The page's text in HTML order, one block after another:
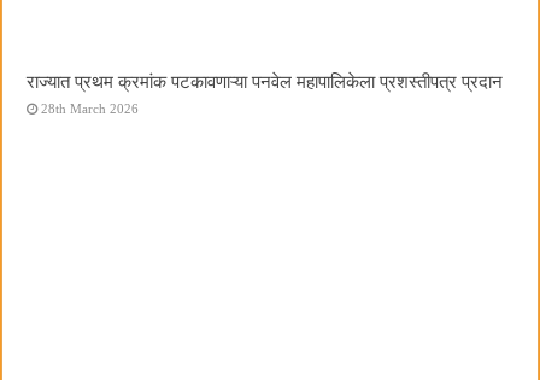
राज्यात प्रथम क्रमांक पटकावणाऱ्या पनवेल महापालिकेला प्रशस्तीपत्र प्रदान
28th March 2026